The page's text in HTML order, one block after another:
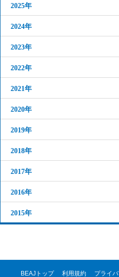
2025年
2024年
2023年
2022年
2021年
2020年
2019年
2018年
2017年
2016年
2015年
BEAJトップ 利用規約 プライ